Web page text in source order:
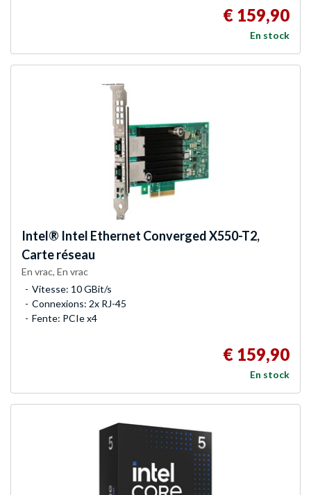
€ 159,90
En stock
Intel® Intel Ethernet Converged X550-T2,
Carte réseau
En vrac, En vrac
Vitesse: 10 GBit/s
Connexions: 2x RJ-45
Fente: PCIe x4
€ 159,90
En stock